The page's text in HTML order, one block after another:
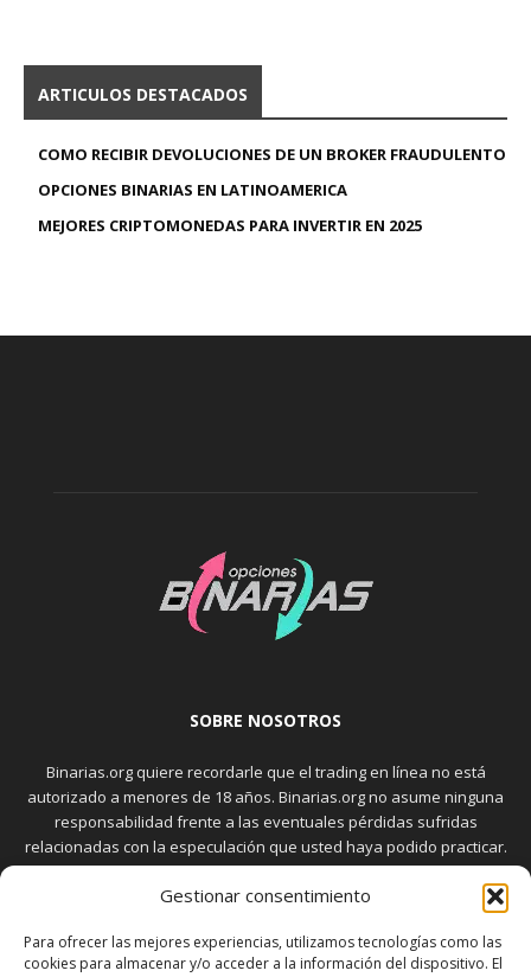
Gestionar consentimiento
Para ofrecer las mejores experiencias, utilizamos tecnologías como las
cookies para almacenar y/o acceder a la información del dispositivo. El
ARTICULOS DESTACADOS
COMO RECIBIR DEVOLUCIONES DE UN BROKER FRAUDULENTO
OPCIONES BINARIAS EN LATINOAMERICA
MEJORES CRIPTOMONEDAS PARA INVERTIR EN 2025
SOBRE NOSOTROS
Binarias.org quiere recordarle que el trading en línea no está
autorizado a menores de 18 años. Binarias.org no asume ninguna
responsabilidad frente a las eventuales pérdidas sufridas
relacionadas con la especulación que usted haya podido practicar.
El trading en el mercado de opciones binarias implica riesgos
elevados. Usted debe conocer y aceptar estos riesgos, que
transacciones bursátiles.